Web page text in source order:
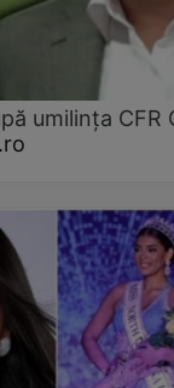
umilința CFR